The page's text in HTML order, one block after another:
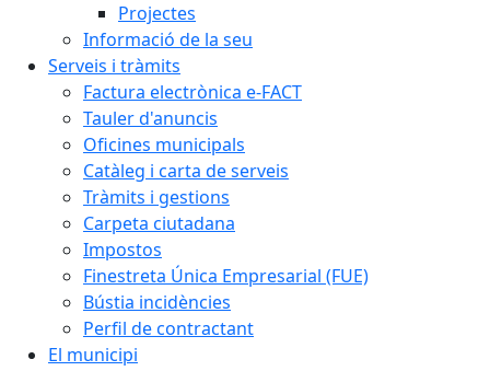
Projectes
Informació de la seu
Serveis i tràmits
Factura electrònica e-FACT
Tauler d'anuncis
Oficines municipals
Catàleg i carta de serveis
Tràmits i gestions
Carpeta ciutadana
Impostos
Finestreta Única Empresarial (FUE)
Bústia incidències
Perfil de contractant
El municipi